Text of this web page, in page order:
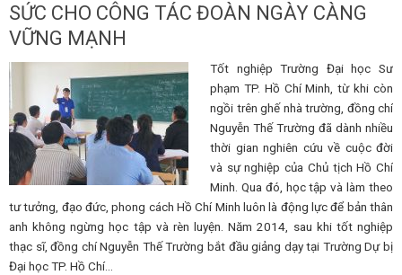
SỨC CHO CÔNG TÁC ĐOÀN NGÀY CÀNG
VỮNG MẠNH
Tốt nghiệp Trường Đại học Sư
phạm TP. Hồ Chí Minh, từ khi còn
ngồi trên ghế nhà trường, đồng chí
Nguyễn Thế Trường đã dành nhiều
thời gian nghiên cứu về cuộc đời
và sự nghiệp của Chủ tịch Hồ Chí
Minh. Qua đó, học tập và làm theo
tư tưởng, đạo đức, phong cách Hồ Chí Minh luôn là động lực để bản thân
anh không ngừng học tập và rèn luyện. Năm 2014, sau khi tốt nghiệp
thạc sĩ, đồng chí Nguyễn Thế Trường bắt đầu giảng dạy tại Trường Dự bị
Đại học TP. Hồ Chí…